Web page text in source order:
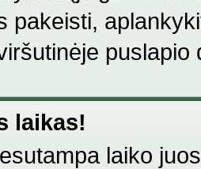
pakeisti,
laikas!
laiko